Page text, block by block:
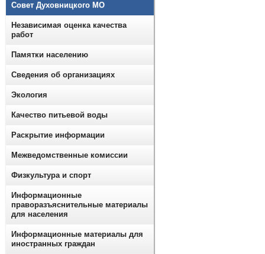
Совет Духовницкого МО
Независимая оценка качества
работ
Памятки населению
Сведения об организациях
Экология
Качество питьевой воды
Раскрытие информации
Межведомственные комиссии
Физкультура и спорт
Информационные
праворазъяснительные материалы
для населения
Информационные материалы для
иностранных граждан